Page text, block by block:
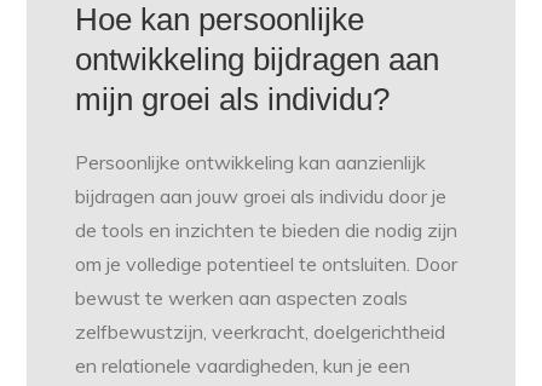
Hoe kan persoonlijke
ontwikkeling bijdragen aan
mijn groei als individu?
Persoonlijke ontwikkeling kan aanzienlijk
bijdragen aan jouw groei als individu door je
de tools en inzichten te bieden die nodig zijn
om je volledige potentieel te ontsluiten. Door
bewust te werken aan aspecten zoals
zelfbewustzijn, veerkracht, doelgerichtheid
en relationele vaardigheden, kun je een